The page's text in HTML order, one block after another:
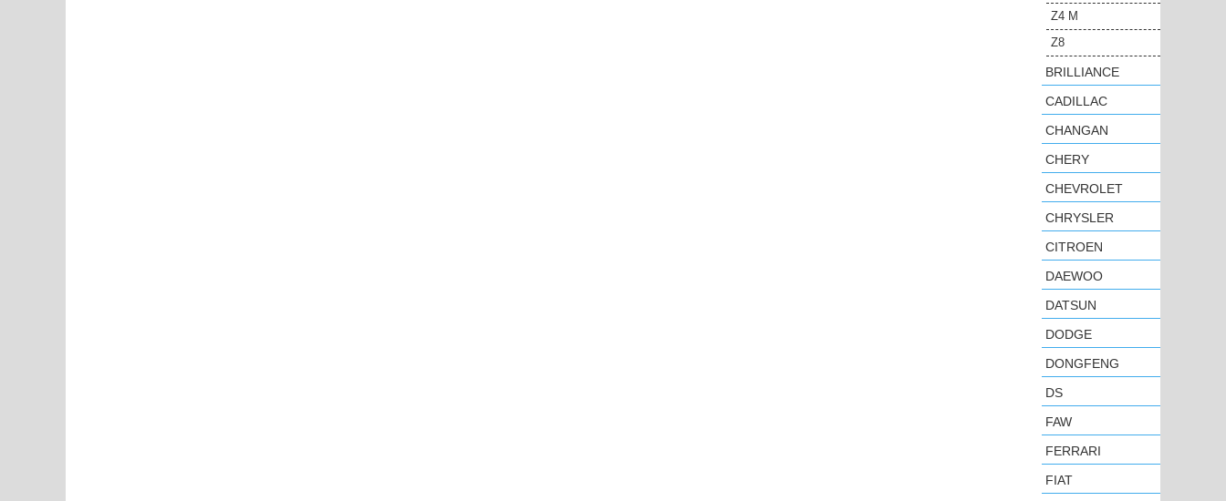
Z4 M
Z8
BRILLIANCE
CADILLAC
CHANGAN
CHERY
CHEVROLET
CHRYSLER
CITROEN
DAEWOO
DATSUN
DODGE
DONGFENG
DS
FAW
FERRARI
FIAT